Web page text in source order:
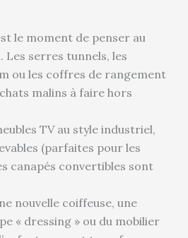
le moment de penser au
serres tunnels, les
ou les coffres de rangement
malins à faire hors
TV au style industriel,
(parfaites pour les
canapés convertibles sont
nouvelle coiffeuse, une
« dressing » ou du mobilier